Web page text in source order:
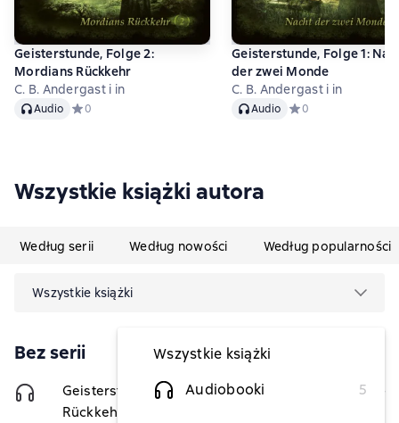
Geisterstunde, Folge 2:
Mordians Rückkehr
C. B. Andergast i in
AudioAudio Средний рейтинг 0 на основе 0 оценок
0
Geisterstunde, Folge 1:
der zwei Monde
C. B. Andergast i in
AudioAudio Средний рейтинг 0
0
Wszystkie książki autora
Według serii Według nowości Według popularności
Wszystkie książki
Wszystkie książki
Audiobooki
5
Bez serii
Geisterstunde, Folge 2: Mordians
Rückkehr
38,63 zł